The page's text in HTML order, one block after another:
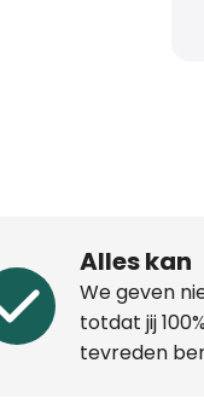
Alles kan
We geven
totdat jij 100%
tevreden